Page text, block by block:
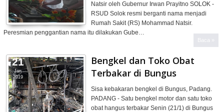
Natsir oleh Gubernur Irwan Prayitno SOLOK -
RSUD Solok resmi berganti nama menjadi
Rumah Sakit (RS) Mohammad Natsir.
Peresmian penggantian nama itu dilakukan Gube…
Baca »
Bengkel dan Toko Obat
Terbakar di Bungus
Sisa kebakaran bengkel di Bungus, Padang.
PADANG - Satu bengkel motor dan satu toko
obat hangus terbakar Senin (21/1) di Bungus
21
Jan
2019